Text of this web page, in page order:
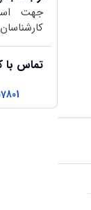
جهت
تماس با